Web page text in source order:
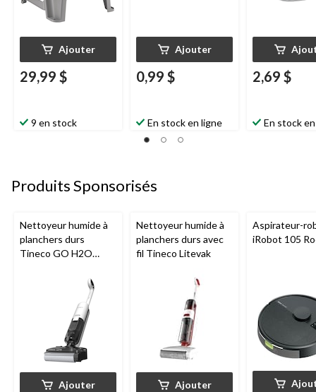
Ajouter
29,99 $
9 en stock
Ajouter
0,99 $
En stock en ligne
2,69 $
En stock
Produits Sponsorisés
Nettoyeur humide à
planchers durs
Tineco GO H2O
Ajouter
Nettoyeur humide à
planchers durs avec
fil Tineco Litevak
Ajouter
Aspirateur-
iRobot 105